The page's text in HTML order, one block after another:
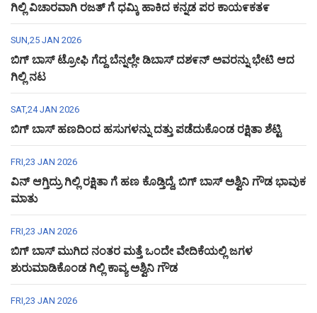
ಗಿಲ್ಲಿ ವಿಚಾರವಾಗಿ ರಜತ್ ಗೆ ಧಮ್ಕಿ ಹಾಕಿದ ಕನ್ನಡ ಪರ ಕಾಯ೯ಕತ೯
SUN,25 JAN 2026
ಬಿಗ್ ಬಾಸ್ ಟ್ರೋಫಿ ಗೆದ್ದ ಬೆನ್ನಲ್ಲೇ ಡಿಬಾಸ್ ದಶ೯ನ್ ಅವರನ್ನು ಭೇಟಿ ಆದ
ಗಿಲ್ಲಿ ನಟ
SAT,24 JAN 2026
ಬಿಗ್ ಬಾಸ್ ಹಣದಿಂದ ಹಸುಗಳನ್ನು ದತ್ತು ಪಡೆದುಕೊಂಡ ರಕ್ಷಿತಾ ಶೆಟ್ಟಿ
FRI,23 JAN 2026
ವಿನ್ ಆಗ್ತಿದ್ರು ಗಿಲ್ಲಿ ರಕ್ಷಿತಾ ಗೆ ಹಣ ಕೊಡ್ತಿದ್ದೆ, ಬಿಗ್ ಬಾಸ್ ಅಶ್ವಿನಿ ಗೌಡ ಭಾವುಕ
ಮಾತು
FRI,23 JAN 2026
ಬಿಗ್ ಬಾಸ್ ಮುಗಿದ ನಂತರ ಮತ್ತೆ ಒಂದೇ ವೇದಿಕೆಯಲ್ಲಿ ಜಗಳ
ಶುರುಮಾಡಿಕೊಂಡ ಗಿಲ್ಲಿ ಕಾವ್ಯ ಅಶ್ವಿನಿ ಗೌಡ
FRI,23 JAN 2026